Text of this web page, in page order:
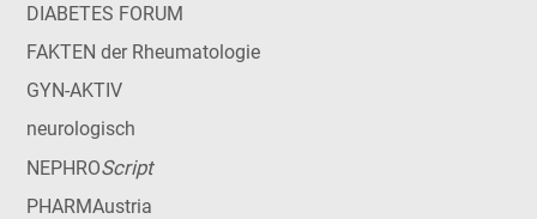
DIABETES FORUM
FAKTEN der Rheumatologie
GYN-AKTIV
neurologisch
NEPHROScript
PHARMAustria